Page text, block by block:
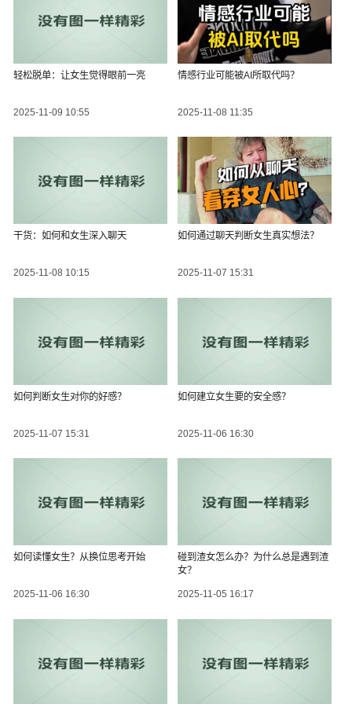
轻松脱单：让女生觉得眼前一亮
2025-11-09 10:55
情感行业可能被AI所取代吗？
2025-11-08 11:35
干货：如何和女生深入聊天
2025-11-08 10:15
如何通过聊天判断女生真实想法？
2025-11-07 15:31
如何判断女生对你的好感？
2025-11-07 15:31
如何建立女生要的安全感？
2025-11-06 16:30
如何读懂女生？从换位思考开始
2025-11-06 16:30
碰到渣女怎么办？为什么总是遇到渣
女？
2025-11-05 16:17